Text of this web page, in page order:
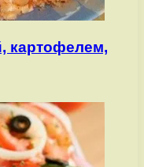
картофелем,